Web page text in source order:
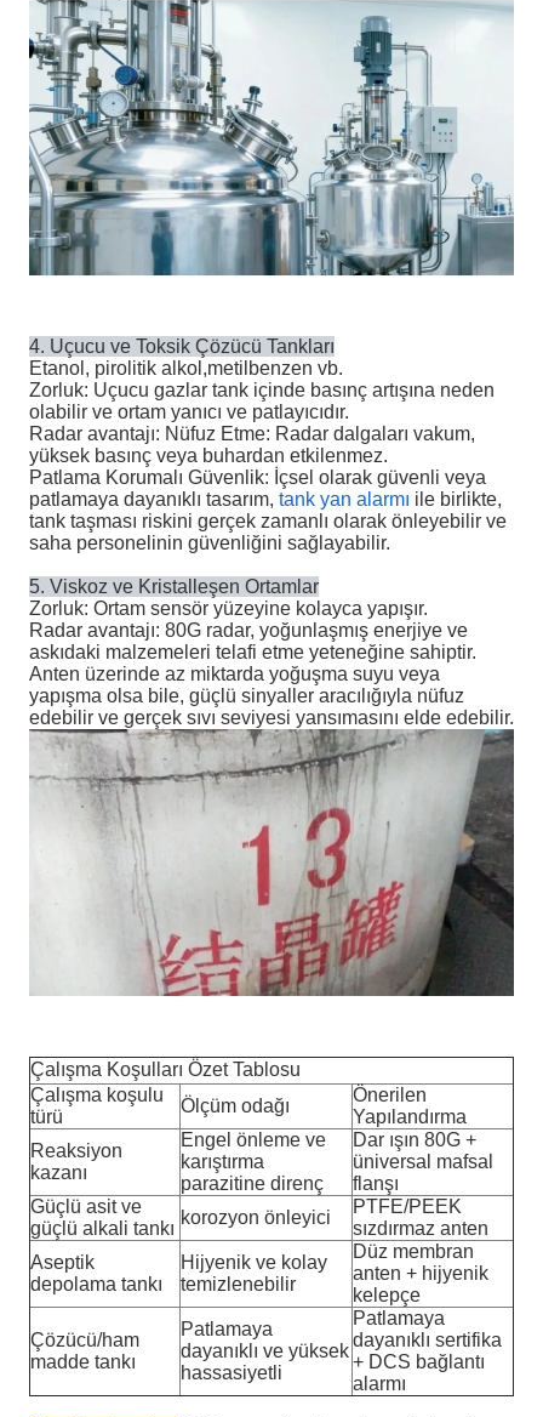
4. Uçucu ve Toksik Çözücü Tankları
Etanol, pirolitik alkol,metilbenzen vb.
Zorluk: Uçucu gazlar tank içinde basınç artışına neden
olabilir ve ortam yanıcı ve patlayıcıdır.
Radar avantajı: Nüfuz Etme: Radar dalgaları vakum,
yüksek basınç veya buhardan etkilenmez.
Patlama Korumalı Güvenlik: İçsel olarak güvenli veya
patlamaya dayanıklı tasarım, tank yan alarmı ile birlikte,
tank taşması riskini gerçek zamanlı olarak önleyebilir ve
saha personelinin güvenliğini sağlayabilir.
5. Viskoz ve Kristalleşen Ortamlar
Zorluk: Ortam sensör yüzeyine kolayca yapışır.
Radar avantajı: 80G radar, yoğunlaşmış enerjiye ve
askıdaki malzemeleri telafi etme yeteneğine sahiptir.
Anten üzerinde az miktarda yoğuşma suyu veya
yapışma olsa bile, güçlü sinyaller aracılığıyla nüfuz
edebilir ve gerçek sıvı seviyesi yansımasını elde edebilir.
Çalışma Koşulları Özet Tablosu
Çalışma koşulu
türü
Ölçüm odağı
Önerilen
Yapılandırma
Reaksiyon
kazanı
Engel önleme ve
karıştırma
parazitine direnç
Dar ışın 80G +
üniversal mafsal
flanşı
Güçlü asit ve
güçlü alkali tankı
korozyon önleyici
PTFE/PEEK
sızdırmaz anten
Aseptik
depolama tankı
Hijyenik ve kolay
temizlenebilir
Düz membran
anten + hijyenik
kelepçe
Çözücü/ham
madde tankı
Patlamaya
dayanıklı ve yüksek
hassasiyetli
Patlamaya
dayanıklı sertifika
+ DCS bağlantı
alarmı